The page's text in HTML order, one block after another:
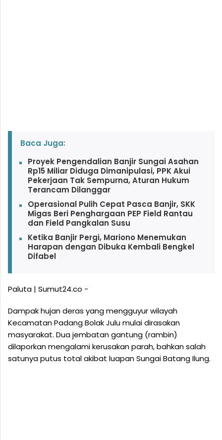
Baca Juga:
Proyek Pengendalian Banjir Sungai Asahan
Rp15 Miliar Diduga Dimanipulasi, PPK Akui
Pekerjaan Tak Sempurna, Aturan Hukum
Terancam Dilanggar
Operasional Pulih Cepat Pasca Banjir, SKK
Migas Beri Penghargaan PEP Field Rantau
dan Field Pangkalan Susu
Ketika Banjir Pergi, Mariono Menemukan
Harapan dengan Dibuka Kembali Bengkel
Difabel
Paluta | Sumut24.co -
Dampak hujan deras yang mengguyur wilayah
Kecamatan Padang Bolak Julu mulai dirasakan
masyarakat. Dua jembatan gantung (rambin)
dilaporkan mengalami kerusakan parah, bahkan salah
satunya putus total akibat luapan Sungai Batang Ilung.